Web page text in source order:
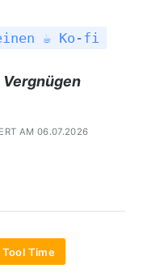
☕ Ko-fi
AM 06.07.2026
Tool Time